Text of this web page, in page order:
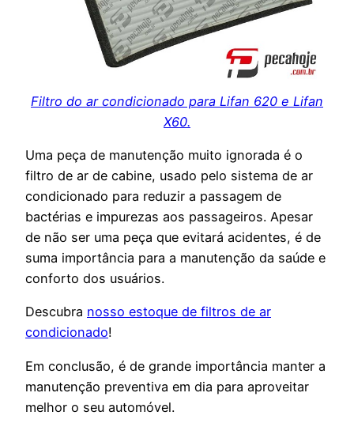
Filtro do ar condicionado para Lifan 620 e Lifan
X60.
Uma peça de manutenção muito ignorada é o
filtro de ar de cabine, usado pelo sistema de ar
condicionado para reduzir a passagem de
bactérias e impurezas aos passageiros. Apesar
de não ser uma peça que evitará acidentes, é de
suma importância para a manutenção da saúde e
conforto dos usuários.
Descubra nosso estoque de filtros de ar
condicionado!
Em conclusão, é de grande importância manter a
manutenção preventiva em dia para aproveitar
melhor o seu automóvel.